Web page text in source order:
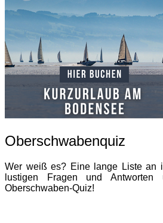
Oberschwabenquiz
Wer weiß es? Eine lange Liste an
lustigen Fragen und
Oberschwaben-Quiz!